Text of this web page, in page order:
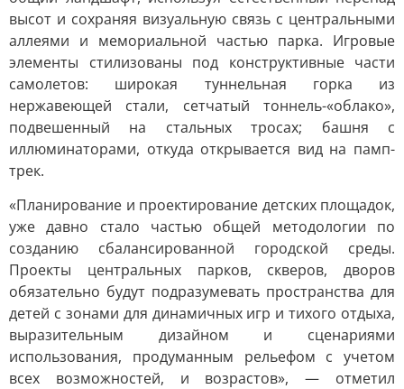
высот и сохраняя визуальную связь с центральными
аллеями и мемориальной частью парка. Игровые
элементы стилизованы под конструктивные части
самолетов: широкая туннельная горка из
нержавеющей стали, сетчатый тоннель-«облако»,
подвешенный на стальных тросах; башня с
иллюминаторами, откуда открывается вид на памп-
трек.
«Планирование и проектирование детских площадок,
уже давно стало частью общей методологии по
созданию сбалансированной городской среды.
Проекты центральных парков, скверов, дворов
обязательно будут подразумевать пространства для
детей с зонами для динамичных игр и тихого отдыха,
выразительным дизайном и сценариями
использования, продуманным рельефом с учетом
всех возможностей, и возрастов», — отметил